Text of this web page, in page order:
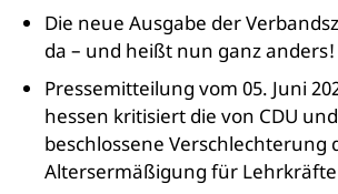
Die neue Ausgabe der
da – und heißt nun ganz anders!
Pressemitteilung vom 05. Juni
hessen kritisiert die von CDU und
beschlossene Verschlechterung
Altersermäßigung für